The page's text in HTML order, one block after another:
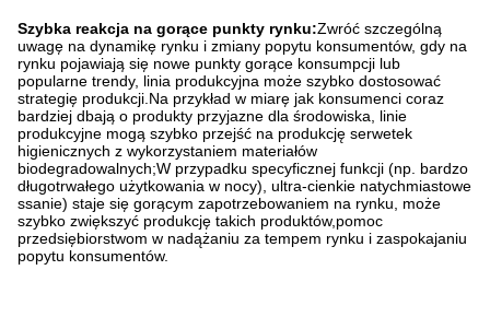
Szybka reakcja na gorące punkty rynku:Zwróć szczególną
uwagę na dynamikę rynku i zmiany popytu konsumentów, gdy na
rynku pojawiają się nowe punkty gorące konsumpcji lub
popularne trendy, linia produkcyjna może szybko dostosować
strategię produkcji.Na przykład w miarę jak konsumenci coraz
bardziej dbają o produkty przyjazne dla środowiska, linie
produkcyjne mogą szybko przejść na produkcję serwetek
higienicznych z wykorzystaniem materiałów
biodegradowalnych;W przypadku specyficznej funkcji (np. bardzo
długotrwałego użytkowania w nocy), ultra-cienkie natychmiastowe
ssanie) staje się gorącym zapotrzebowaniem na rynku, może
szybko zwiększyć produkcję takich produktów,pomoc
przedsiębiorstwom w nadążaniu za tempem rynku i zaspokajaniu
popytu konsumentów.